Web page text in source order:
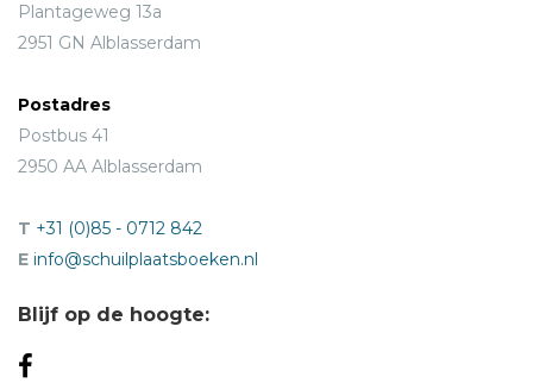
Plantageweg 13a
2951 GN Alblasserdam
Postadres
Postbus 41
2950 AA Alblasserdam
T +31 (0)85 - 0712 842
E info@schuilplaatsboeken.nl
Blijf op de hoogte: